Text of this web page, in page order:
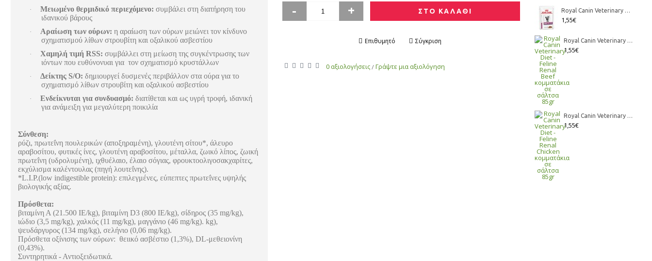
Royal Canin Veterinary Diet - Feline Renal Fish κομματάκια σε σάλτσα 85gr
1,55€
Royal Canin Veterinary Diet - Feline Renal Beef κομματάκια σε σάλτσα 85gr
1,55€
Royal Canin Veterinary Diet - Feline Renal Chicken κομματάκια σε σάλτσα 85gr
1,55€
· Μειωμένο θερμιδικό περιεχόμενο: συμβάλει στη διατήρηση του
ιδανικού βάρους
· Αραίωση των ούρων: η αραίωση των ούρων μειώνει τον κίνδυνο
σχηματισμού λίθων στρουβίτη και οξαλικού ασβεστίου
· Χαμηλή τιμή RSS: συμβάλλει στη μείωση της συγκέντρωσης των
ιόντων που ευθύνονυαι για τον σχηματισμό κρυστάλλων
· Δείκτης S/O: δημιουργεί δυσμενές περιβάλλον στα ούρα για το
σχηματισμό λίθων στρουβίτη και οξαλικού ασβεστίου
· Ενδείκνυται για συνδυασμό: διατίθεται και ως υγρή τροφή, ιδανική
για ανάμειξη για μεγαλύτερη ποικιλία
Σύνθεση:
ρύζι, πρωτεΐνη πουλερικών (αποξηραμένη), γλουτένη σίτου*, άλευρο
αραβοσίτου, φυτικές ίνες, γλουτένη αραβοσίτου, μέταλλα, ζωικό λίπος, ζωική
πρωτεΐνη (υδρολυμένη), ιχθυέλαιο, έλαιο σόγιας, φρουκτοολιγοσακχαρίτες,
εκχύλισμα καλέντουλας (πηγή λουτεΐνης).
*L.I.P.(low indigestible protein): επιλεγμένες, εύπεπτες πρωτεΐνες υψηλής
βιολογικής αξίας.
Πρόσθετα:
βιταμίνη Α (21.500 IE/kg), βιταμίνη D3 (800 IE/kg), σίδηρος (35 mg/kg),
ιώδιο (3,5 mg/kg), χαλκός (11 mg/kg), μαγγάνιο (46 mg/kg). kg),
ψευδάργυρος (134 mg/kg), σελήνιο (0,06 mg/kg).
Πρόσθετα οξίνισης των ούρων: θειικό ασβέστιο (1,3%), DL-μεθειονίνη
(0,43%).
Συντηρητικά - Αντιοξειδωτικά.
- + ΣΤΟ ΚΑΛΑΘΙ
Επιθυμητό Σύγκριση
0 αξιολογήσεις/Γράψτε μια αξιολόγηση